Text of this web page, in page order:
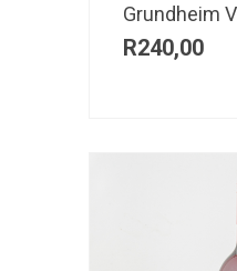
Grundheim
R240,00